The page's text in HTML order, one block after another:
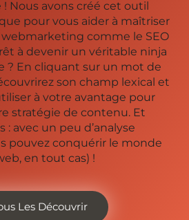
Nous avons créé cet outil
pour vous aider à maîtriser
comme le SEO
à devenir un véritable ninja
? En cliquant sur un mot de
son champ lexical et
à votre avantage pour
stratégie de contenu. Et
: avec un peu d’analyse
pouvez conquérir le monde
en tout cas) !
Les Découvrir